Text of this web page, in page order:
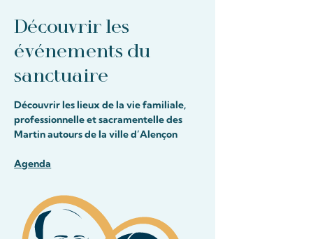
Découvrir les
événements du
sanctuaire
Découvrir les lieux de la vie familiale,
professionnelle et sacramentelle des
Martin autours de la ville d’Alençon
Agenda